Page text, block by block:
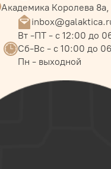
Академика Королева
Вт -ПТ - с 12:00 до
Сб-Вс - с 10:00 до
Пн - выходной